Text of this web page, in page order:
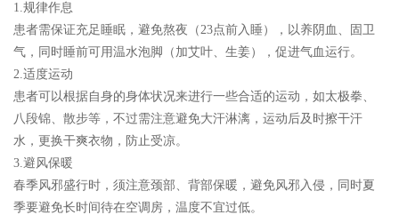
1.规律作息
患者需保证充足睡眠，避免熬夜（23点前入睡），以养阴血、固卫
气，同时睡前可用温水泡脚（加艾叶、生姜），促进气血运行。
2.适度运动
患者可以根据自身的身体状况来进行一些合适的运动，如太极拳、
八段锦、散步等，不过需注意避免大汗淋漓，运动后及时擦干汗
水，更换干爽衣物，防止受凉。
3.避风保暖
春季风邪盛行时，须注意颈部、背部保暖，避免风邪入侵，同时夏
季要避免长时间待在空调房，温度不宜过低。